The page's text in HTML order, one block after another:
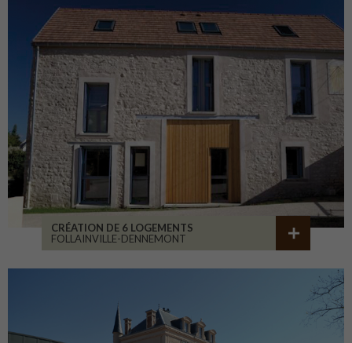
CRÉATION DE 6 LOGEMENTS
FOLLAINVILLE-DENNEMONT